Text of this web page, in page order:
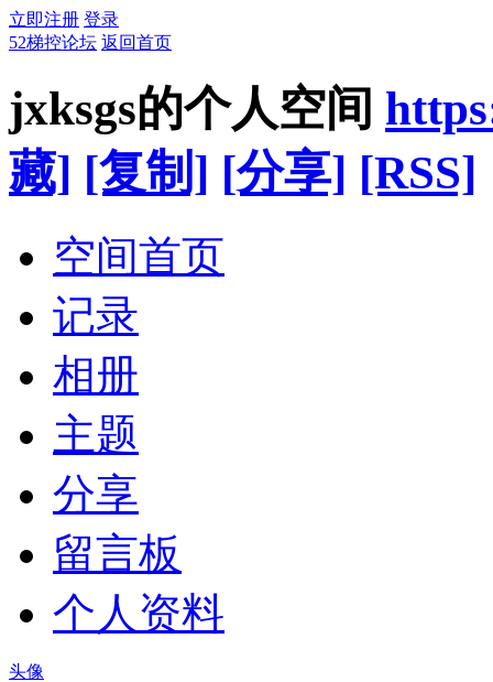
立即注册 登录
52梯控论坛 返回首页
jxksgs的个人空间
藏] [复制] [分享] [RSS]
空间首页
记录
相册
主题
分享
留言板
个人资料
头像